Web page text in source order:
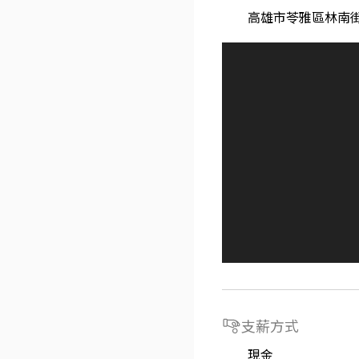
高雄市苓雅區林南
支薪方式
現金